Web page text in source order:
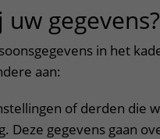
gegevens?
in het
aan:
of derden die
Deze gegevens gaan